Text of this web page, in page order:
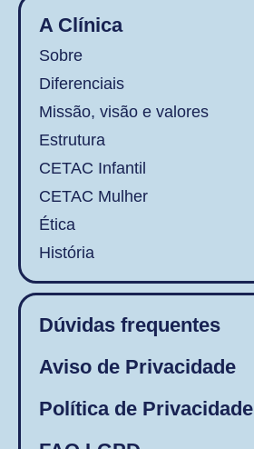
A Clínica
Sobre
Diferenciais
Missão, visão e valores
Estrutura
CETAC Infantil
CETAC Mulher
Ética
História
Dúvidas frequentes
Aviso de Privacidade
Política de Privacidade